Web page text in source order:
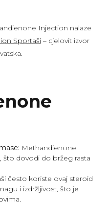
Injection nalaze
Sportaši – cjelovit izvor
Methandienone
što dovodi do bržeg rasta
često koriste ovaj steroid
i izdržljivost, što je